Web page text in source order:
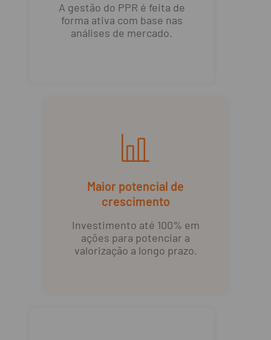
A gestão do PPR é feita de
forma ativa com base nas
análises de mercado.
Maior potencial de
crescimento
Investimento até 100% em
ações para potenciar a
valorização a longo prazo.